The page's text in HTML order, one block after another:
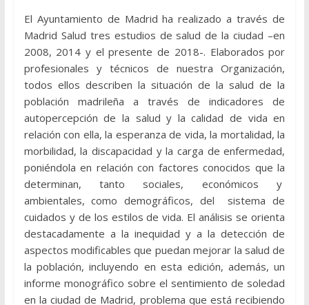
El Ayuntamiento de Madrid ha realizado a través de
Madrid Salud tres estudios de salud de la ciudad –en
2008, 2014 y el presente de 2018-. Elaborados por
profesionales y técnicos de nuestra Organización,
todos ellos describen la situación de la salud de la
población madrileña a través de indicadores de
autopercepción de la salud y la calidad de vida en
relación con ella, la esperanza de vida, la mortalidad, la
morbilidad, la discapacidad y la carga de enfermedad,
poniéndola en relación con factores conocidos que la
determinan, tanto sociales, económicos y
ambientales, como demográficos, del sistema de
cuidados y de los estilos de vida. El análisis se orienta
destacadamente a la inequidad y a la detección de
aspectos modificables que puedan mejorar la salud de
la población, incluyendo en esta edición, además, un
informe monográfico sobre el sentimiento de soledad
en la ciudad de Madrid, problema que está recibiendo